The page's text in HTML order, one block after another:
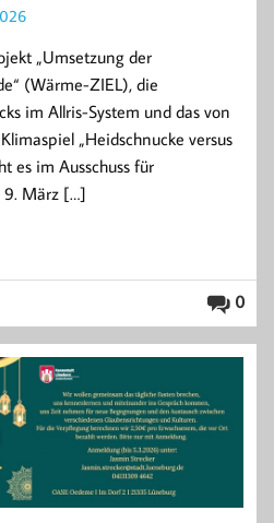
„Umsetzung der
(Wärme-ZIEL), die
im Allris-System und das von
„Heidschnucke versus
es im Ausschuss für
9. März […]
0